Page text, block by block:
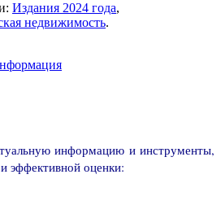
Издания 2024 года,
недвижимость.
информацию и инструменты,
эффективной оценки: